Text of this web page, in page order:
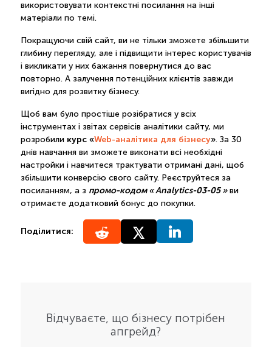
використовувати контекстні посилання на інші
матеріали по темі.
Покращуючи свій сайт, ви не тільки зможете збільшити
глибину перегляду, але і підвищити інтерес користувачів
і викликати у них бажання повернутися до вас
повторно. А залучення потенційних клієнтів завжди
вигідно для розвитку бізнесу.
Щоб вам було простіше розібратися у всіх
інструментах і звітах сервісів аналітики сайту, ми
розробили курс «Web-аналітика для бізнесу». За 30
днів навчання ви зможете виконати всі необхідні
настройки і навчитеся трактувати отримані дані, щоб
збільшити конверсію свого сайту. Реєструйтеся за
посиланням, а з промо-кодом « Analytics-03-05 »ви
отримаєте додатковий бонус до покупки.
Поділитися:
Відчуваєте, що бізнесу потрібен
апгрейд?